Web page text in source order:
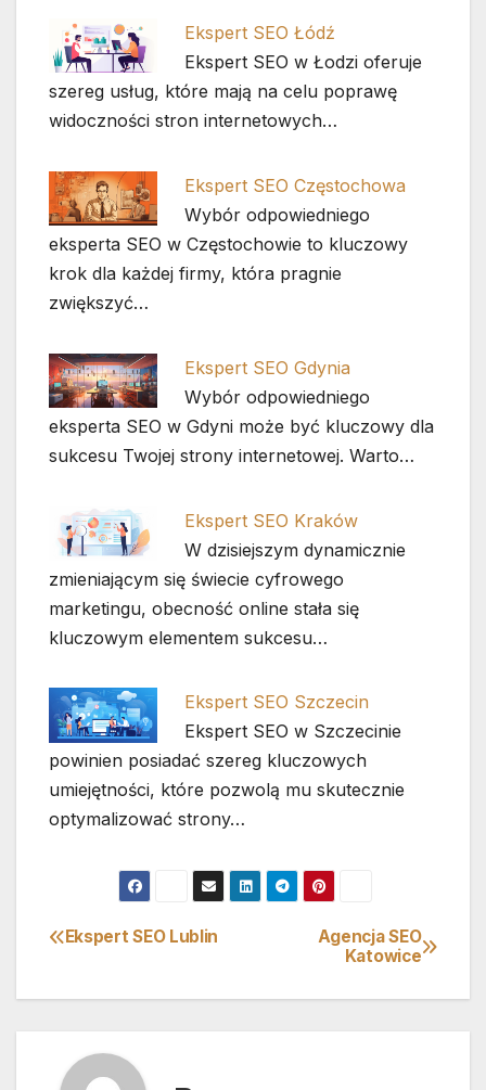
Ekspert SEO Łódź
Ekspert SEO w Łodzi oferuje
szereg usług, które mają na celu poprawę
widoczności stron internetowych…
Ekspert SEO Częstochowa
Wybór odpowiedniego
eksperta SEO w Częstochowie to kluczowy
krok dla każdej firmy, która pragnie
zwiększyć…
Ekspert SEO Gdynia
Wybór odpowiedniego
eksperta SEO w Gdyni może być kluczowy dla
sukcesu Twojej strony internetowej. Warto…
Ekspert SEO Kraków
W dzisiejszym dynamicznie
zmieniającym się świecie cyfrowego
marketingu, obecność online stała się
kluczowym elementem sukcesu…
Ekspert SEO Szczecin
Ekspert SEO w Szczecinie
powinien posiadać szereg kluczowych
umiejętności, które pozwolą mu skutecznie
optymalizować strony…
Nawigacja
wpisu
Agencja SEO
Katowice
Ekspert SEO Lublin